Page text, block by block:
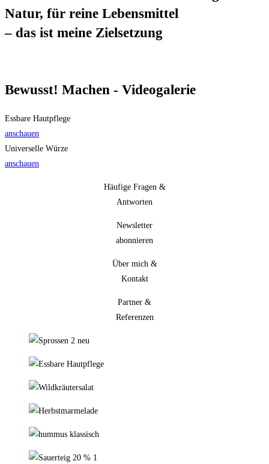
Natur, für reine Lebensmittel
– das ist meine Zielsetzung
Bewusst! Machen - Videogalerie
Essbare Hautpflege
anschauen
Universelle Würze
anschauen
Häufige Fragen &
Antworten
Newsletter
abonnieren
Über mich &
Kontakt
Partner &
Referenzen